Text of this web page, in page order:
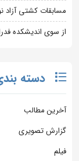
مسابقات کشتی آزاد
از سوی اندیشکده
دسته
آخرین مطالب
گزارش تصویری
فیلم